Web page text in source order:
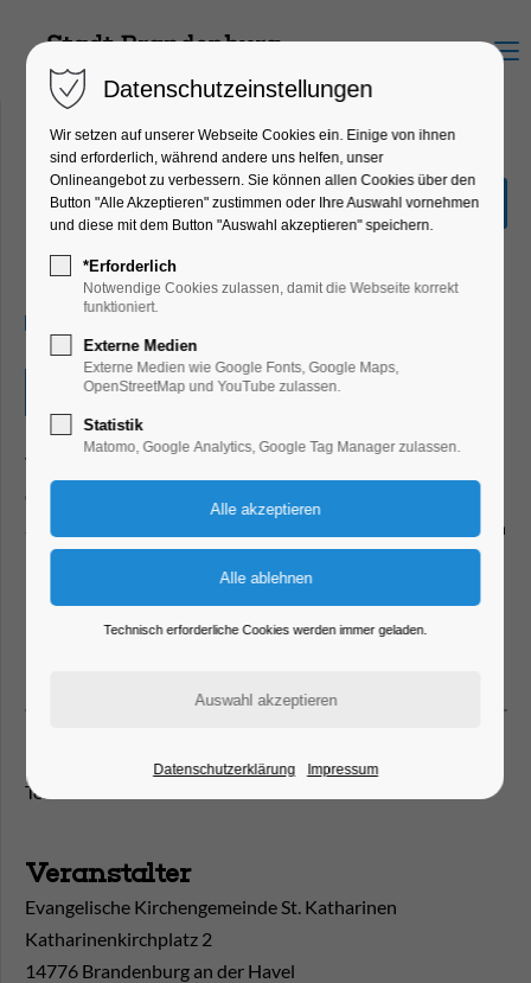
Menu
Krippenausstellung in der
St. Katharinenkirche
Ausstellung, Winterzauber
Eintritt frei
Vom 1. bis 3. Advent lädt die St. Katharinengemeinde zu
einer Krippen- und Pyramidenausstellung ein. Bestaunen
Sie die Vielfalt und den Ideenreichtum der überaus schönen
Krippen und Pyramiden.
Tel.
Veranstalter
Evangelische Kirchengemeinde St. Katharinen
Katharinenkirchplatz 2
14776 Brandenburg an der Havel
Datenschutzeinstellungen
Wir setzen auf unserer Webseite Cookies ein. Einige von ihnen
sind erforderlich, während andere uns helfen, unser
Onlineangebot zu verbessern. Sie können allen Cookies über den
Button "Alle Akzeptieren" zustimmen oder Ihre Auswahl vornehmen
und diese mit dem Button "Auswahl akzeptieren" speichern.
*Erforderlich
Notwendige Cookies zulassen, damit die Webseite korrekt
funktioniert.
Externe Medien
Externe Medien wie Google Fonts, Google Maps,
OpenStreetMap und YouTube zulassen.
Statistik
Matomo, Google Analytics, Google Tag Manager zulassen.
Technisch erforderliche Cookies werden immer geladen.
Datenschutzerklärung Impressum